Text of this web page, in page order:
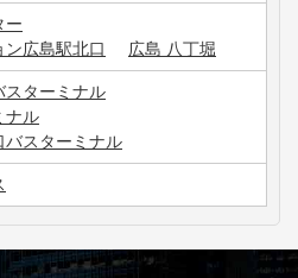
ー
広島駅北口
広島 八丁堀
スターミナル
ナル
バスターミナル